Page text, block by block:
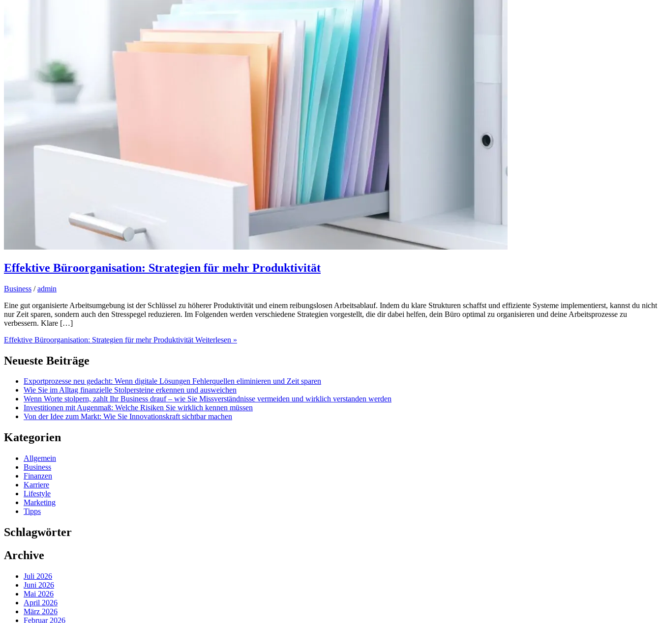
Effektive Büroorganisation: Strategien für mehr Produktivität
Business /admin
Eine gut organisierte Arbeitsumgebung ist der Schlüssel zu höherer Produktivität und einem reibungslosen Arbeitsablauf. Indem du klare Strukturen schaffst und effiziente Systeme implementierst, kannst du nicht
nur Zeit sparen, sondern auch den Stresspegel reduzieren. Im Folgenden werden verschiedene Strategien vorgestellt, die dir dabei helfen, dein Büro optimal zu organisieren und deine Arbeitsprozesse zu
verbessern. Klare […]
Effektive Büroorganisation: Strategien für mehr Produktivität Weiterlesen »
Neueste Beiträge
Exportprozesse neu gedacht: Wenn digitale Lösungen Fehlerquellen eliminieren und Zeit sparen
Wie Sie im Alltag finanzielle Stolpersteine erkennen und ausweichen
Wenn Worte stolpern, zahlt Ihr Business drauf – wie Sie Missverständnisse vermeiden und wirklich verstanden werden
Investitionen mit Augenmaß: Welche Risiken Sie wirklich kennen müssen
Von der Idee zum Markt: Wie Sie Innovationskraft sichtbar machen
Kategorien
Allgemein
Business
Finanzen
Karriere
Lifestyle
Marketing
Tipps
Schlagwörter
Archive
Juli 2026
Juni 2026
Mai 2026
April 2026
März 2026
Februar 2026